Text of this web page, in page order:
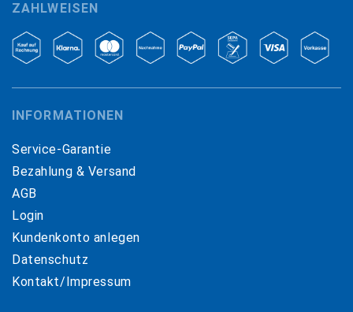
ZAHLWEISEN
INFORMATIONEN
Service-Garantie
Bezahlung & Versand
AGB
Login
Kundenkonto anlegen
Datenschutz
Kontakt/Impressum